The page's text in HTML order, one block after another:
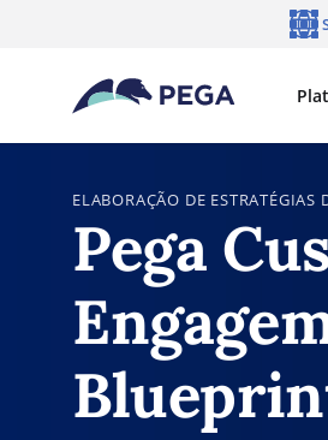
Pular para o conteúdo principal
ELABORAÇÃO DE
Pega